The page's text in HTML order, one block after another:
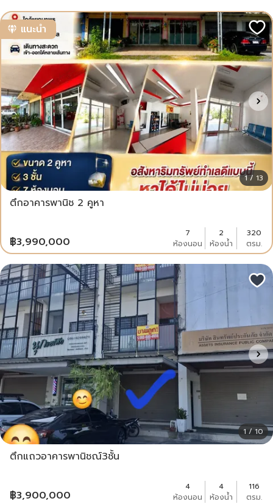
แนะนำ
1 / 13
ตึกอาคารพานิช 2 คูหา
฿3,990,000
7
ห้องนอน
2
ห้องน้ำ
320
ตรม.
1 / 10
ตึกแถวอาคารพานิชณ์3ชั้น
฿3,900,000
4
ห้องนอน
4
ห้องน้ำ
116
ตรม.